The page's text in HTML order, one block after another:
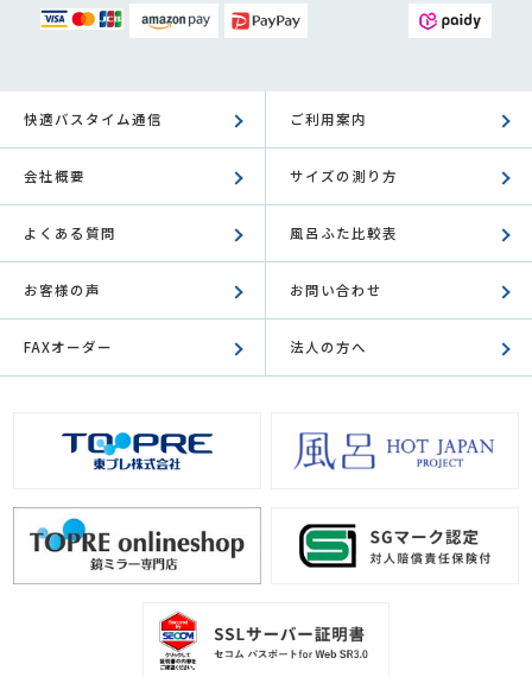
快適バスタイム通信 ご利用案内
会社概要 サイズの測り方
よくある質問 風呂ふた比較表
お客様の声 お問い合わせ
FAXオーダー 法人の方へ